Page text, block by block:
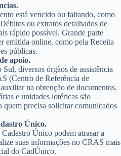
está vencido ou faltando, como
ou extratos detalhados de
rápido possível. Grande parte
emitida online, como pela Receita
públicas.
apoio.
diversos órgãos de assistência
(Centro de Referência de
na obtenção de documentos.
e unidades lotéricas são
quem precisa solicitar comunicados
Único.
Único podem atrasar a
suas informações no CRAS mais
do CadÚnico.